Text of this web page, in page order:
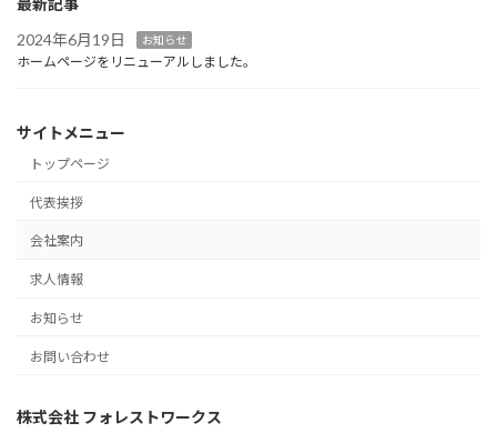
最新記事
2024年6月19日
お知らせ
ホームページをリニューアルしました。
サイトメニュー
トップページ
代表挨拶
会社案内
求人情報
お知らせ
お問い合わせ
株式会社 フォレストワークス